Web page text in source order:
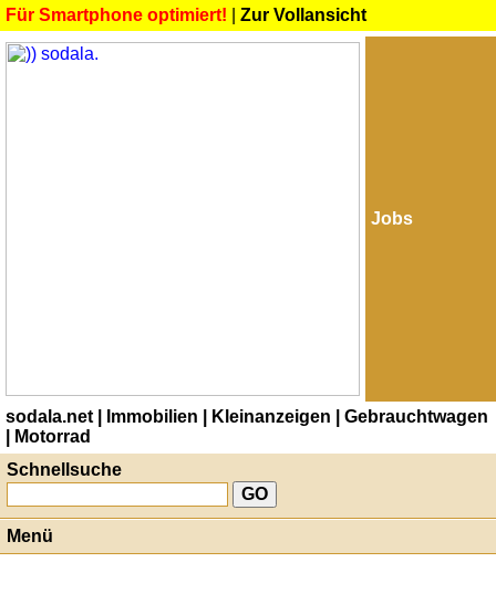
Für Smartphone optimiert! Zur Vollansicht
Jobs
sodala.net | Immobilien | Kleinanzeigen
| Gebrauchtwagen
| Motorrad
Schnellsuche
Menü